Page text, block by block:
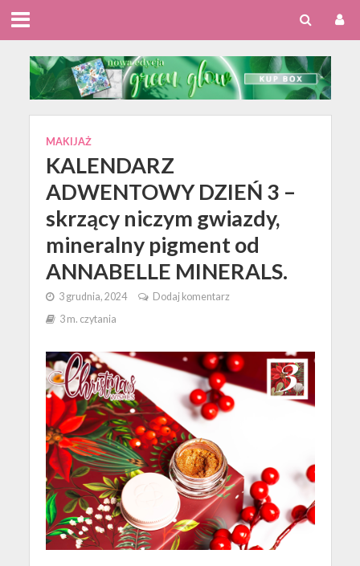
MAKIJAŻ
KALENDARZ
ADWENTOWY DZIEŃ 3 –
skrzący niczym gwiazdy,
mineralny pigment od
ANNABELLE MINERALS.
3 grudnia, 2024
Dodaj komentarz
3 m. czytania